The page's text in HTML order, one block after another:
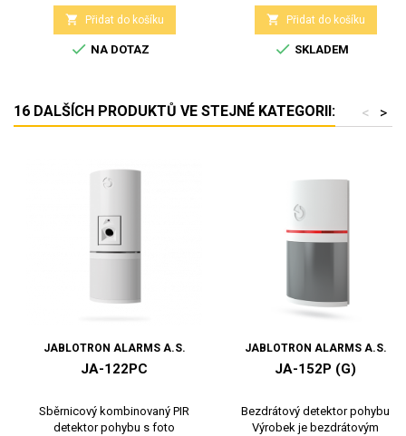
 Přidat do košíku
 NA DOTAZ
 Přidat do košíku
 SKLADEM
16 DALŠÍCH PRODUKTŮ VE STEJNÉ KATEGORII: >
<
JABLOTRON ALARMS A.S.
JA-122PC
Sběrnicový kombinovaný PIR
detektor pohybu s foto
JABLOTRON ALARMS A.S.
JA-152P (G)
Bezdrátový detektor pohybu
Výrobek je bezdrátovým